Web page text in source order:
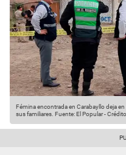
Fémina encontrada en Carabayllo deja
sus familiares. Fuente: El Popular-